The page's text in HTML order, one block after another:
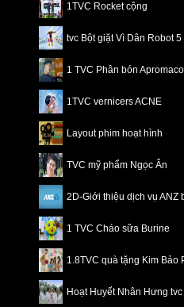
1TVC Rocket cộng
tvc Bột giặt Vì Dân Robot 5
1 TVC Phân bón Apromaco
1TVC vernicers ACNE
Layout phim hoạt hình
TVC mỹ phẩm Ngọc Ân
2D-Giới thiệu dịch vụ ANZ
1 TVC Cháo sữa Burine
1.8TVC quà tặng Kim Bảo
Hoạt Huyết Nhân Hưng tvc